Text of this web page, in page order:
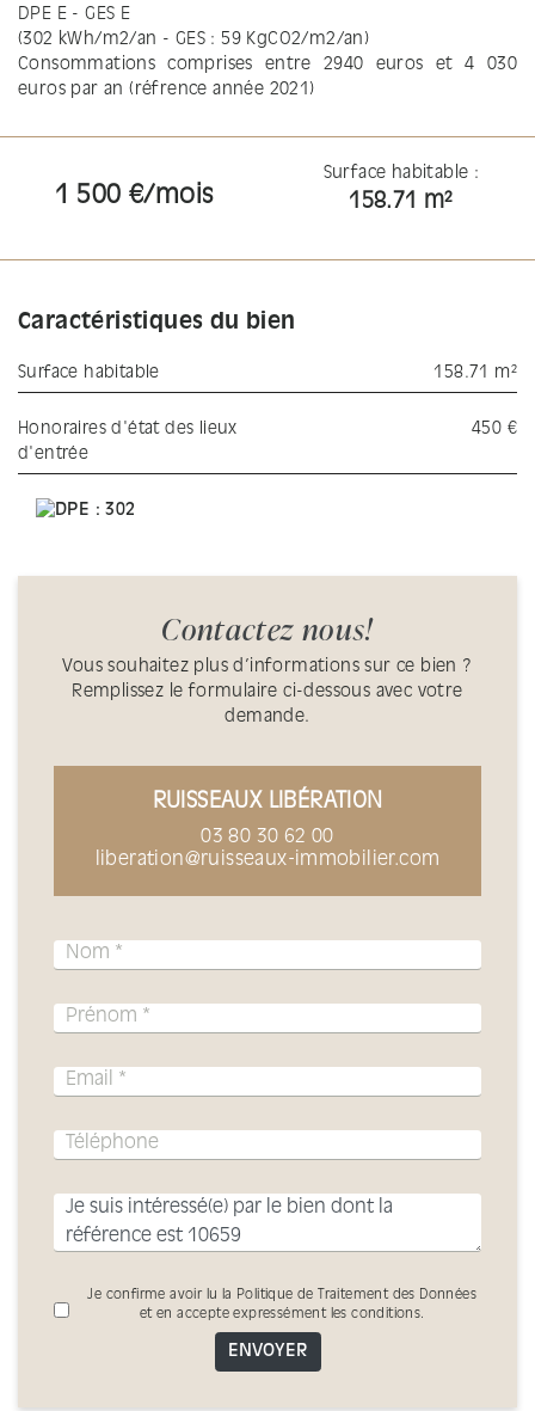
DPE E - GES E
(302 kWh/m2/an - GES : 59 KgCO2/m2/an)
Consommations comprises entre 2940 euros et 4 030
euros par an (réfrence année 2021)
1 500 €/mois
Surface habitable :
158.71 m²
Caractéristiques du bien
Surface habitable 158.71 m²
Honoraires d'état des lieux
d'entrée
450 €
Contactez nous!
Vous souhaitez plus d’informations sur ce bien ?
Remplissez le formulaire ci-dessous avec votre
demande.
RUISSEAUX LIBÉRATION
03 80 30 62 00
liberation@ruisseaux-immobilier.com
Je confirme avoir lu la Politique de Traitement des Données
et en accepte expressément les conditions.
ENVOYER